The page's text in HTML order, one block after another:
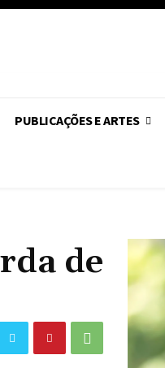
PUBLICAÇÕES E ARTES
de